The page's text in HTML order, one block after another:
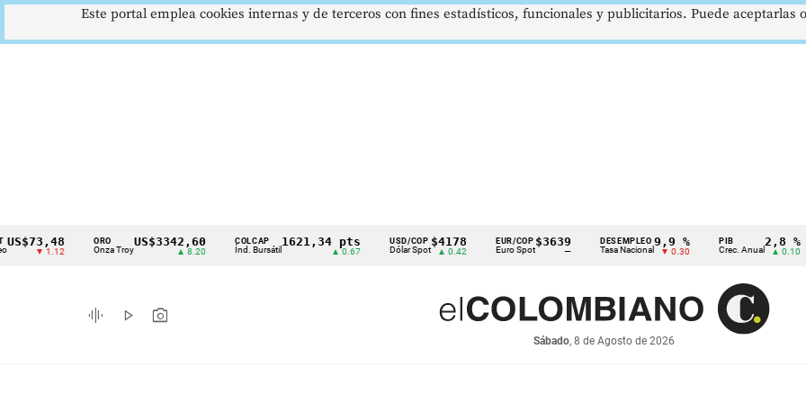
Cintillo
indicadores
económicos
▼ 1.12
ORO
Onza Troy
US$3342,60 COLCAP
Índ. Bursátil
1621,34 pts USD/COP
Dólar Spot
$4178
▲ 0.42
EUR/COP
Euro Spot
$3639
—
DESEMPLEO
Tasa Nacional
9,9 %
▼ 0.30
PIB
Crec. Anual
2,8 %
▲ 0.10
graphic_eq play_arrow photo_camera
Sábado, 8 de Agosto de 2026
Este portal emplea cookies internas y de terceros con fines estadísticos, funcionales y publicitarios. Puede aceptarlas